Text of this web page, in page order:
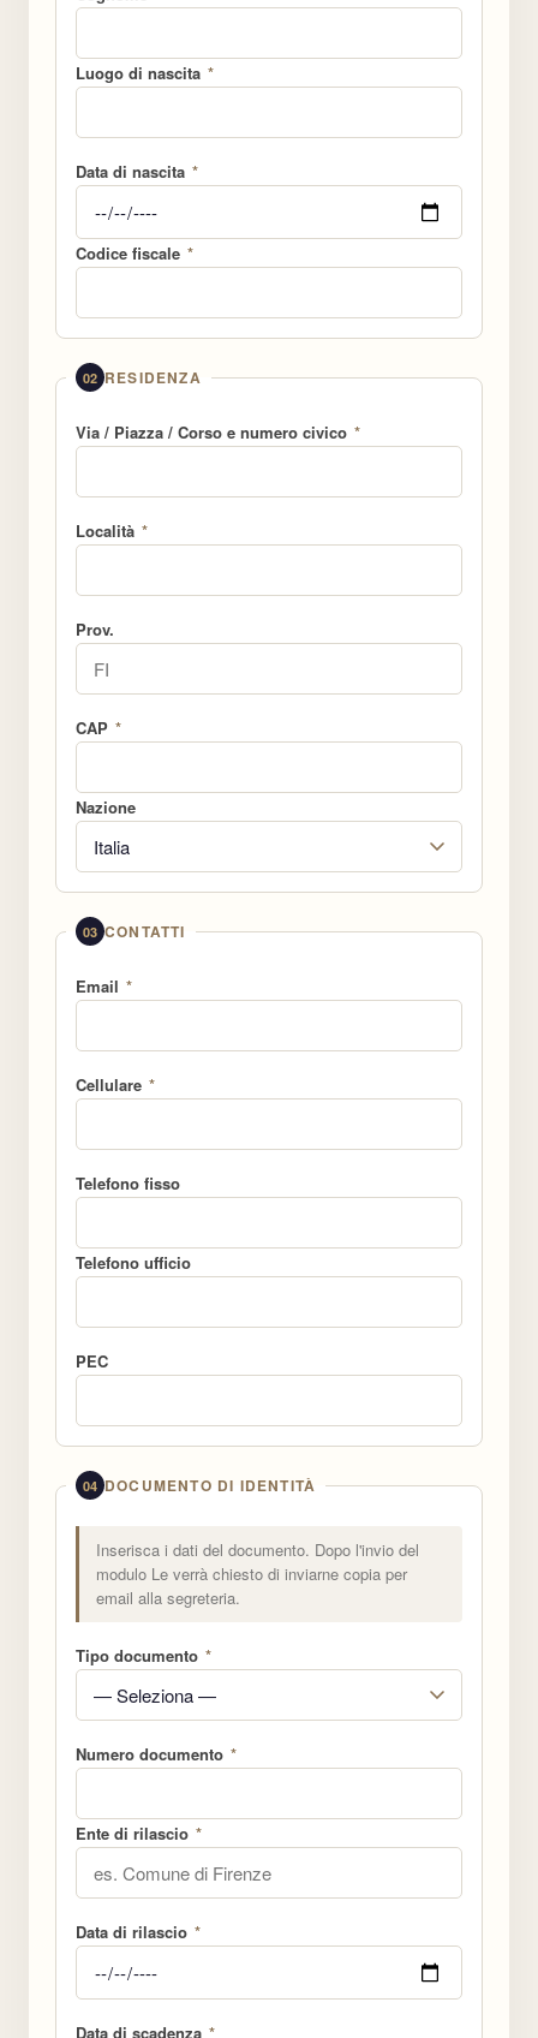
Il Centro
Seminari e
Conferenze
Notizie
Partecipa
Contatti
Luogo di nascita *
Data di nascita *
Codice fiscale *
02 RESIDENZA
Via / Piazza / Corso e numero civico *
Località *
Prov.
CAP *
Nazione
03 CONTATTI
Email *
Cellulare *
Telefono fisso
Telefono ufficio
PEC
04 DOCUMENTO DI IDENTITÀ
Inserisca i dati del documento. Dopo l'invio del
modulo Le verrà chiesto di inviarne copia per
email alla segreteria.
Tipo documento *
Numero documento *
Ente di rilascio *
Data di rilascio *
Data di scadenza *